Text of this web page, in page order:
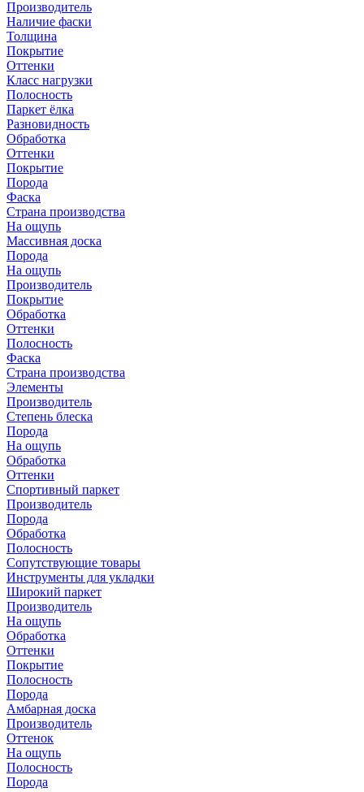
Производитель
Наличие фаски
Толщина
Покрытие
Оттенки
Класс нагрузки
Полосность
Паркет ёлка
Разновидность
Обработка
Оттенки
Покрытие
Порода
Фаска
Страна производства
На ощупь
Массивная доска
Порода
На ощупь
Производитель
Покрытие
Обработка
Оттенки
Полосность
Фаска
Страна производства
Элементы
Производитель
Степень блеска
Порода
На ощупь
Обработка
Оттенки
Спортивный паркет
Производитель
Порода
Обработка
Полосность
Сопутствующие товары
Инструменты для укладки
Широкий паркет
Производитель
На ощупь
Обработка
Оттенки
Покрытие
Полосность
Порода
Амбарная доска
Производитель
Оттенок
На ощупь
Полосность
Порода